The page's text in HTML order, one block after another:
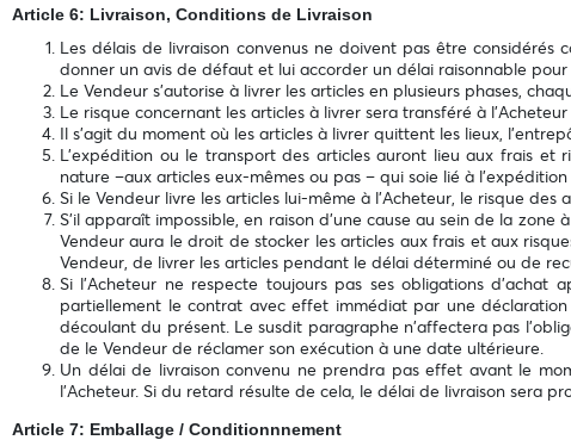
Article 6: Livraison, Conditions de Livraison
Les délais de livraison convenus ne doivent pas être considérés
donner un avis de défaut et lui accorder un délai raisonnable
Le Vendeur s’autorise à livrer les articles en plusieurs phases,
Le risque concernant les articles à livrer sera transféré à
Il s’agit du moment où les articles à livrer quittent les lieux,
L’expédition ou le transport des articles auront lieu aux frais et
nature –aux articles eux-mêmes ou pas – qui soie lié à
Si le Vendeur livre les articles lui-même à l’Acheteur, le risque
S'il apparaît impossible, en raison d'une cause au sein de la zone
Vendeur aura le droit de stocker les articles aux frais et aux
Vendeur, de livrer les articles pendant le délai déterminé ou de
Si l’Acheteur ne respecte toujours pas ses obligations
partiellement le contrat avec effet immédiat par une
découlant du présent. Le susdit paragraphe n'affectera pas
de le Vendeur de réclamer son exécution à une date ultérieure.
Un délai de livraison convenu ne prendra pas effet avant le
l’Acheteur. Si du retard résulte de cela, le délai de livraison sera
Article 7: Emballage / Conditionnnement